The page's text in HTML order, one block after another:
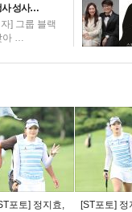
사 성사…
] 그룹 블랙
아 …
포토] 정지효,
[ST포토] 정